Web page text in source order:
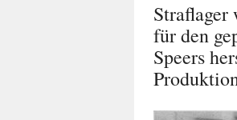
für den
Speers